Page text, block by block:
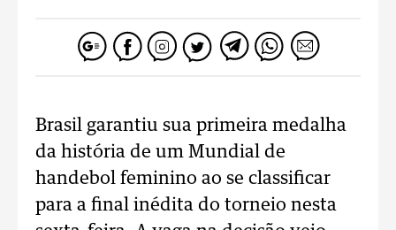
Brasil garantiu sua primeira medalha
da história de um Mundial de
handebol feminino ao se classificar
para a final inédita do torneio nesta